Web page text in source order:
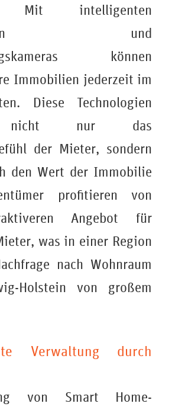
Mit intelligenten
und
können
Immobilien jederzeit im
Diese Technologien
nicht nur das
der Mieter, sondern
den Wert der Immobilie
profitieren von
Angebot für
was in einer Region
nach Wohnraum
Holstein von großem
Verwaltung durch
von Smart Home-